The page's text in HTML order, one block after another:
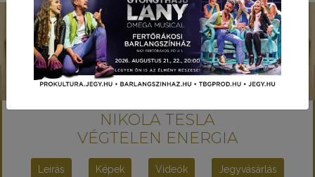
NIKOLA TESLA
VÉGTELEN ENERGIA
Leírás Képek Videók Jegyvásárlás